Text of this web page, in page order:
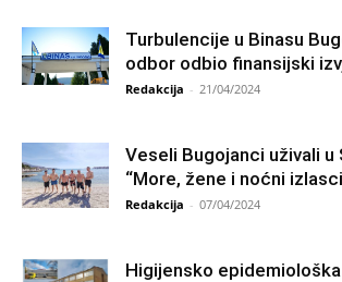
Turbulencije u Binasu
odbor odbio finansijski
Redakcija - 21/04/2024
Veseli Bugojanci uživali u
“More, žene i noćni
Redakcija - 07/04/2024
Higijensko